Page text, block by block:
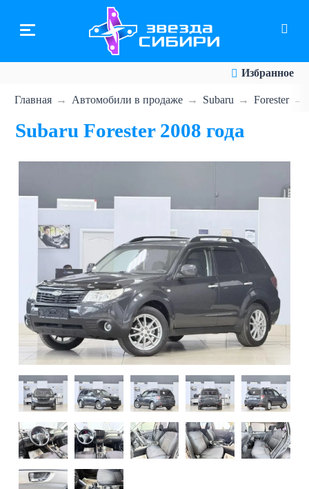
основному
Избранное
Главная Автомобили в продаже Subaru Forester
Subaru Forester 2008 года